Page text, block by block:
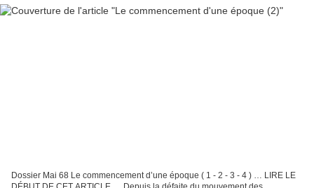
Dossier Mai 68 Le commencement d’une époque ( 1 - 2 - 3 - 4 ) … LIRE LE